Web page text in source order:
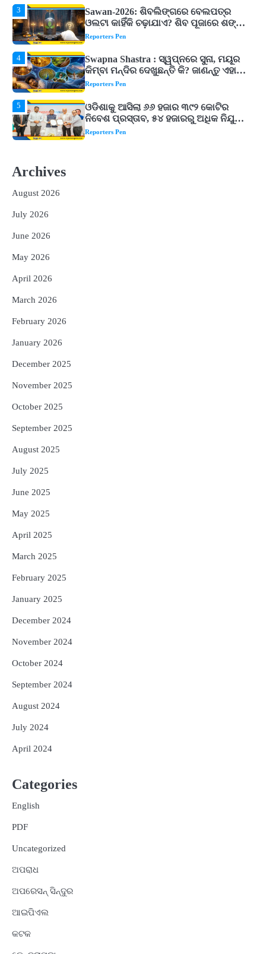
4
Swapna Shastra : ସ୍ୱପ୍ନରେ ସୁନା, ମୟୂର
କିମ୍ବା ମନ୍ଦିର ଦେଖୁଛନ୍ତି କି? ଜାଣନ୍ତୁ ଏହାର
ଅର୍ଥ, ଖୋଲିପାରେ ବନ୍ଦ ଭାଗ୍ୟର ତାଲା!
Reporters Pen
5
ଓଡିଶାକୁ ଆସିଲା ୬୬ ହଜାର ୩୯୨ କୋଟିର
ନିବେଶ ପ୍ରସ୍ତାବ, ୫୪ ହଜାରରୁ ଅଧିକ ନିଯୁକ୍ତି
ସୁଯୋଗ ସୃଷ୍ଟି
Reporters Pen
1
Solar Eclipse 2026 Rules : ସୂର୍ଯ୍ୟପରାଗରେ
ଦେବଦେବୀଙ୍କ ମୂର୍ତ୍ତି ଛୁଇଁବା ମନା କାହିଁକି?
ଜାଣନ୍ତୁ ଏହା ପଛରେ ଥିବା ଧାର୍ମିକ ମାନ୍ୟତା
Reporters Pen
5
Archives
August 2026
July 2026
June 2026
May 2026
April 2026
March 2026
February 2026
January 2026
December 2025
November 2025
October 2025
September 2025
August 2025
July 2025
June 2025
May 2025
April 2025
March 2025
February 2025
January 2025
December 2024
November 2024
October 2024
September 2024
August 2024
July 2024
April 2024
Categories
English
PDF
Uncategorized
ଅପରାଧ
ଅପରେସନ୍ ସିନ୍ଦୁର
ଆଇପିଏଲ
କଟକ